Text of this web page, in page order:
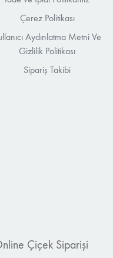
Çerez Politikası
Aydınlatma Metni Ve
Gizlilik Politikası
Sipariş Takibi
Çiçek Siparişi